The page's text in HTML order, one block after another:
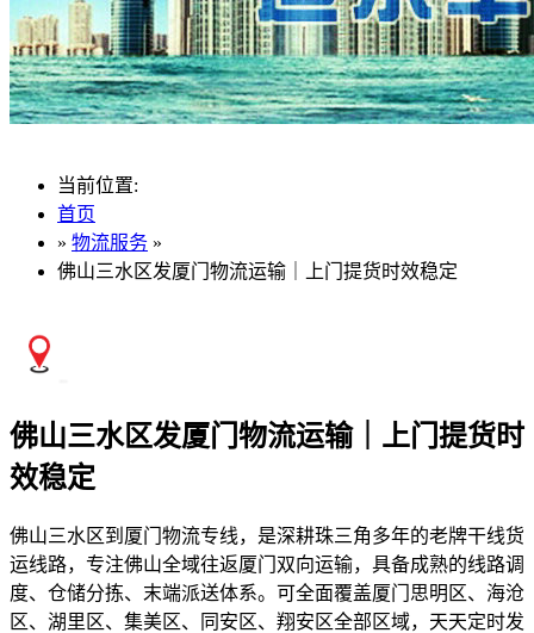
当前位置:
首页
» 物流服务 »
佛山三水区发厦门物流运输｜上门提货时效稳定
佛山三水区发厦门物流运输｜上门提货时
效稳定
佛山三水区到厦门物流专线，是深耕珠三角多年的老牌干线货
运线路，专注佛山全域往返厦门双向运输，具备成熟的线路调
度、仓储分拣、末端派送体系。可全面覆盖厦门思明区、海沧
区、湖里区、集美区、同安区、翔安区全部区域，天天定时发